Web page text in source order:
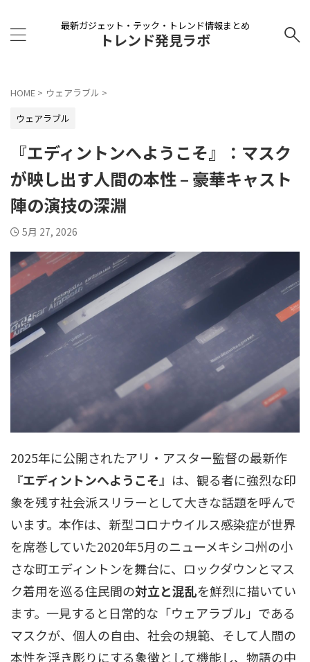
最新ガジェット・テック・トレンド情報まとめ
トレンド発見ラボ
HOME > ウェアラブル >
ウェアラブル
『エディントンへようこそ』：マスク
が映し出す人間の本性 – 豪華キャスト
陣の演技の深淵
5月 27, 2026
2025年に公開されたアリ・アスター監督の最新作
『エディントンへようこそ』は、観る者に強烈な印
象を残す社会派スリラーとして大きな話題を呼んで
います。本作は、新型コロナウイルス感染症が世界
を席巻していた2020年5月のニューメキシコ州の小
さな町エディントンを舞台に、ロックダウンとマス
ク着用を巡る住民間の対立と混乱を鮮烈に描いてい
ます。一見すると日常的な「ウェアラブル」である
マスクが、個人の自由、社会の規範、そして人間の
本性を浮き彫りにする象徴として機能し、物語の中